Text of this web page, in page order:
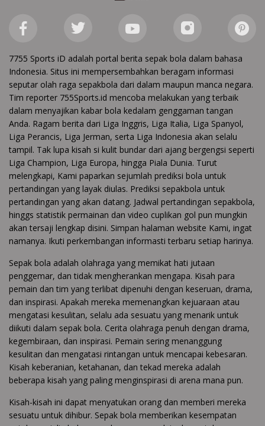
7755 Sports iD adalah portal berita sepak bola dalam bahasa
Indonesia. Situs ini mempersembahkan beragam informasi
seputar olah raga sepakbola dari dalam maupun manca negara.
Tim reporter 755Sports.id mencoba melakukan yang terbaik
dalam menyajikan kabar bola kedalam genggaman tangan
Anda. Ragam berita dari Liga Inggris, Liga Italia, Liga Spanyol,
Liga Perancis, Liga Jerman, serta Liga Indonesia akan selalu
tampil. Tak lupa kisah si kulit bundar dari ajang bergengsi seperti
Liga Champion, Liga Europa, hingga Piala Dunia. Turut
melengkapi, Kami paparkan sejumlah prediksi bola untuk
pertandingan yang layak diulas. Prediksi sepakbola untuk
pertandingan yang akan datang. Jadwal pertandingan sepakbola,
hinggs statistik permainan dan video cuplikan gol pun mungkin
akan tersaji lengkap disini. Simpan halaman website Kami, ingat
namanya. Ikuti perkembangan informasti terbaru setiap harinya.
Sepak bola adalah olahraga yang memikat hati jutaan
penggemar, dan tidak mengherankan mengapa. Kisah para
pemain dan tim yang terlibat dipenuhi dengan keseruan, drama,
dan inspirasi. Apakah mereka memenangkan kejuaraan atau
mengatasi kesulitan, selalu ada sesuatu yang menarik untuk
diikuti dalam sepak bola. Cerita olahraga penuh dengan drama,
kegembiraan, dan inspirasi. Pemain sering menanggung
kesulitan dan mengatasi rintangan untuk mencapai kebesaran.
Kisah keberanian, ketahanan, dan tekad mereka adalah
beberapa kisah yang paling menginspirasi di arena mana pun.
Kisah-kisah ini dapat menyatukan orang dan memberi mereka
sesuatu untuk dihibur. Sepak bola memberikan kesempatan